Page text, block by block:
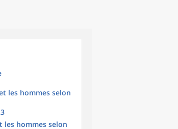
les hommes selon
les hommes selon